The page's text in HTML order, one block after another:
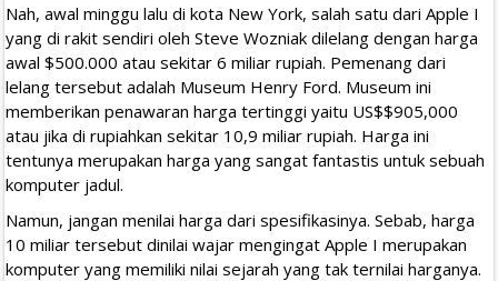
Nah, awal minggu lalu di kota New York, salah satu dari Apple I
yang di rakit sendiri oleh Steve Wozniak dilelang dengan harga
awal $500.000 atau sekitar 6 miliar rupiah. Pemenang dari
lelang tersebut adalah Museum Henry Ford. Museum ini
memberikan penawaran harga tertinggi yaitu US$$905,000
atau jika di rupiahkan sekitar 10,9 miliar rupiah. Harga ini
tentunya merupakan harga yang sangat fantastis untuk sebuah
komputer jadul.
Namun, jangan menilai harga dari spesifikasinya. Sebab, harga
10 miliar tersebut dinilai wajar mengingat Apple I merupakan
komputer yang memiliki nilai sejarah yang tak ternilai harganya.